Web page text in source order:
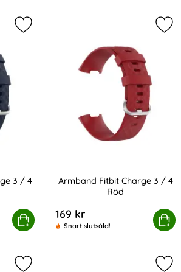
3 / 4
Köp 3 / 4 Navy Blue
Markera armband Fitbit Charge 3
Armband Fitbit Charge 3 / 4
Röd
169 kr
Snart slutsåld!
Köp
Armband Fitbit
Markera armband Fitbit Charge 3